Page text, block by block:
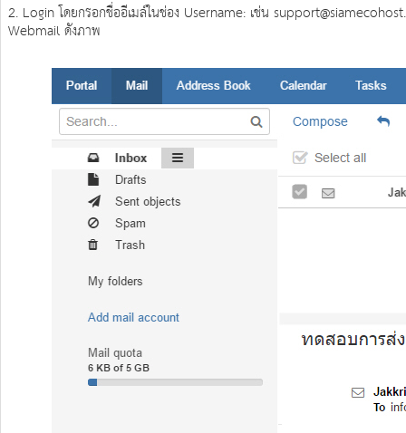
2. Login โดยกรอกชื่ออีเมล์ในช่อง Username: เช่น
Webmail ดังภาพ